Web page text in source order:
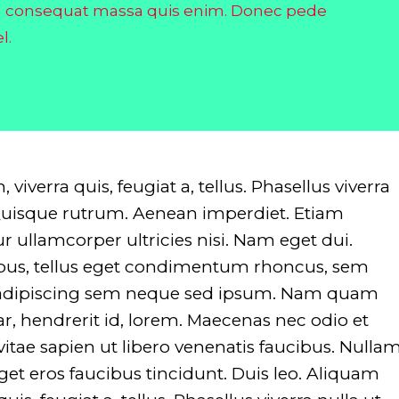
on line 751
consequat massa quis enim. Donec pede
quis, feugiat a, tellus. Phasellus viverra
rutrum. Aenean imperdiet. Etiam
ullamcorper ultricies nisi. Nam eget dui.
tellus eget condimentum rhoncus, sem
sem neque sed ipsum. Nam quam
hendrerit id, lorem. Maecenas nec odio et
sapien ut libero venenatis faucibus.
eros faucibus tincidunt. Duis leo. Aliquam